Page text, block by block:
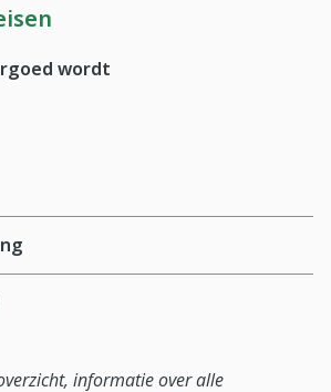
wordt
informatie over alle